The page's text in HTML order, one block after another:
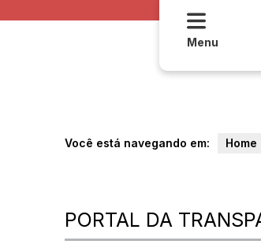
Menu
Você está navegando em: Home
PORTAL DA